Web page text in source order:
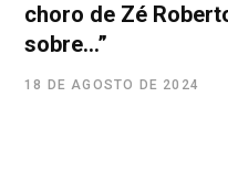
choro de Zé
sobre…”
18 DE AGOSTO DE 2024